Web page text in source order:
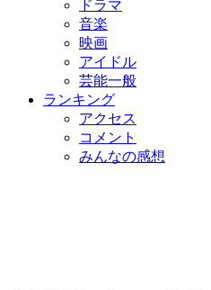
ドラマ
音楽
映画
アイドル
芸能一般
ランキング
アクセス
コメント
みんなの感想